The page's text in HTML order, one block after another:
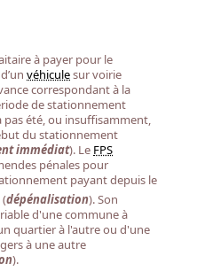
à payer pour le
d’un véhiculesur voirie
correspondant à la
de stationnement
pas été, ou insuffisamment,
du stationnement
immédiat). Le FPS
pénales pour
payant depuis le
dépénalisation). Son
d'une commune à
quartier à l'autre ou d'une
à une autre
).